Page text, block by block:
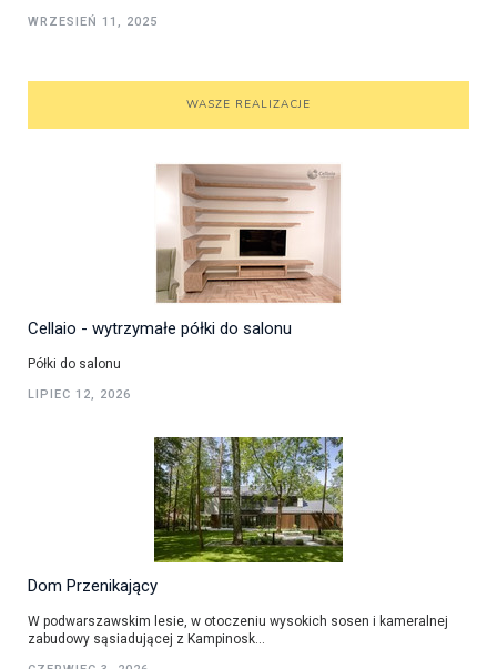
WRZESIEŃ 11, 2025
WASZE REALIZACJE
Cellaio - wytrzymałe półki do salonu
Półki do salonu
LIPIEC 12, 2026
Dom Przenikający
W podwarszawskim lesie, w otoczeniu wysokich sosen i kameralnej
zabudowy sąsiadującej z Kampinosk...